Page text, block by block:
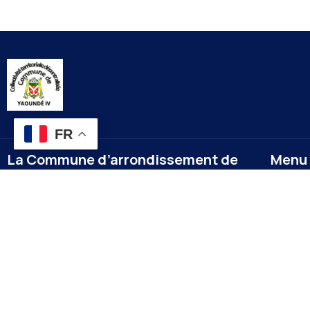
La Commune d’arrondissement de
Menu
FR